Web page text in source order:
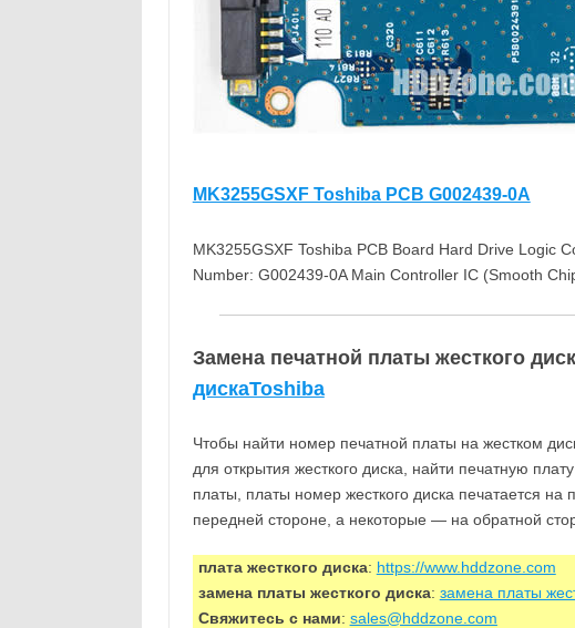
MK3255GSXF Toshiba PCB G002439-0A
MK3255GSXF Toshiba PCB Board Hard Drive Logic
Number: G002439-0A Main Controller IC (Smooth
Замена печатной платы жесткого
дискаToshiba
Чтобы найти номер печатной платы на жестком
для открытия жесткого диска, найти печатную
платы, платы номер жесткого диска печатается на
передней стороне, а некоторые — на обратной
плата жесткого диска: https://www.hddzone.com
замена платы жесткого диска: замена платы
Свяжитесь с нами: sales@hddzone.com